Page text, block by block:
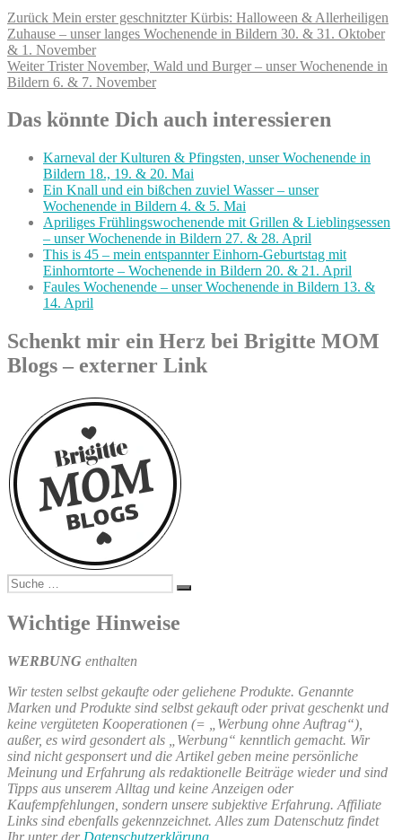
Beitragsnavigation
Zurück Vorheriger
Beitrag:
Mein erster geschnitzter Kürbis: Halloween & Allerheiligen
Zuhause – unser langes Wochenende in Bildern 30. & 31. Oktober
& 1. November
Weiter Nächster
Beitrag:
Trister November, Wald und Burger – unser Wochenende in
Bildern 6. & 7. November
Das könnte Dich auch interessieren
Karneval der Kulturen & Pfingsten, unser Wochenende in
Bildern 18., 19. & 20. Mai
Ein Knall und ein bißchen zuviel Wasser – unser
Wochenende in Bildern 4. & 5. Mai
Apriliges Frühlingswochenende mit Grillen & Lieblingsessen
– unser Wochenende in Bildern 27. & 28. April
This is 45 – mein entspannter Einhorn-Geburtstag mit
Einhorntorte – Wochenende in Bildern 20. & 21. April
Faules Wochenende – unser Wochenende in Bildern 13. &
14. April
Schenkt mir ein Herz bei Brigitte MOM
Blogs – externer Link
Suche
nach:
Suchen
Wichtige Hinweise
WERBUNG enthalten
Wir testen selbst gekaufte oder geliehene Produkte. Genannte
Marken und Produkte sind selbst gekauft oder privat geschenkt und
keine vergüteten Kooperationen (= „Werbung ohne Auftrag“),
außer, es wird gesondert als „Werbung“ kenntlich gemacht. Wir
sind nicht gesponsert und die Artikel geben meine persönliche
Meinung und Erfahrung als redaktionelle Beiträge wieder und sind
Tipps aus unserem Alltag und keine Anzeigen oder
Kaufempfehlungen, sondern unsere subjektive Erfahrung. Affiliate
Links sind ebenfalls gekennzeichnet. Alles zum Datenschutz findet
Ihr unter der Datenschutzerklärung